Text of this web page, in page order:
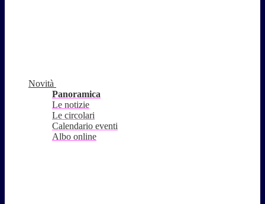
Novità
Panoramica
Le notizie
Le circolari
Calendario eventi
Albo online